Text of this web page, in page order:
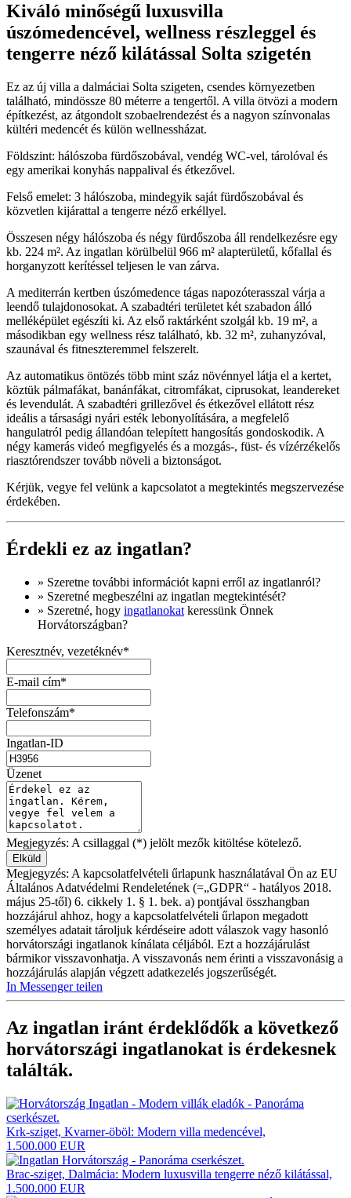
Kiváló minőségű luxusvilla
úszómedencével, wellness részleggel és
tengerre néző kilátással Solta szigetén
Ez az új villa a dalmáciai Solta szigeten, csendes környezetben
található, mindössze 80 méterre a tengertől. A villa ötvözi a modern
építkezést, az átgondolt szobaelrendezést és a nagyon színvonalas
kültéri medencét és külön wellnessházat.
Földszint: hálószoba fürdőszobával, vendég WC-vel, tárolóval és
egy amerikai konyhás nappalival és étkezővel.
Felső emelet: 3 hálószoba, mindegyik saját fürdőszobával és
közvetlen kijárattal a tengerre néző erkéllyel.
Összesen négy hálószoba és négy fürdőszoba áll rendelkezésre egy
kb. 224 m². Az ingatlan körülbelül 966 m² alapterületű, kőfallal és
horganyzott kerítéssel teljesen le van zárva.
A mediterrán kertben úszómedence tágas napozóterasszal várja a
leendő tulajdonosokat. A szabadtéri területet két szabadon álló
melléképület egészíti ki. Az első raktárként szolgál kb. 19 m², a
másodikban egy wellness rész található, kb. 32 m², zuhanyzóval,
szaunával és fitneszteremmel felszerelt.
Az automatikus öntözés több mint száz növénnyel látja el a kertet,
köztük pálmafákat, banánfákat, citromfákat, ciprusokat, leandereket
és levendulát. A szabadtéri grillezővel és étkezővel ellátott rész
ideális a társasági nyári esték lebonyolítására, a megfelelő
hangulatról pedig állandóan telepített hangosítás gondoskodik. A
négy kamerás videó megfigyelés és a mozgás-, füst- és vízérzékelős
riasztórendszer tovább növeli a biztonságot.
Kérjük, vegye fel velünk a kapcsolatot a megtekintés megszervezése
érdekében.
Érdekli ez az ingatlan?
» Szeretne további információt kapni erről az ingatlanról?
» Szeretné megbeszélni az ingatlan megtekintését?
» Szeretné, hogy ingatlanokat keressünk Önnek
Horvátországban?
Keresztnév, vezetéknév*
E-mail cím*
Telefonszám*
Ingatlan-ID
Üzenet
Megjegyzés: A csillaggal (*) jelölt mezők kitöltése kötelező.
Megjegyzés: A kapcsolatfelvételi űrlapunk használatával Ön az EU
Általános Adatvédelmi Rendeletének (=„GDPR“ - hatályos 2018.
május 25-től) 6. cikkely 1. § 1. bek. a) pontjával összhangban
hozzájárul ahhoz, hogy a kapcsolatfelvételi űrlapon megadott
személyes adatait tároljuk kérdéseire adott válaszok vagy hasonló
horvátországi ingatlanok kínálata céljából. Ezt a hozzájárulást
bármikor visszavonhatja. A visszavonás nem érinti a visszavonásig a
hozzájárulás alapján végzett adatkezelés jogszerűségét.
In Messenger teilen
Az ingatlan iránt érdeklődők a következő
horvátországi ingatlanokat is érdekesnek
találták.
Krk-sziget, Kvarner-öböl: Modern villa medencével,
1.500.000 EUR
Brac-sziget, Dalmácia: Modern luxusvilla tengerre néző kilátással,
1.500.000 EUR